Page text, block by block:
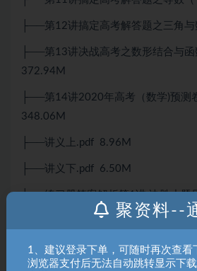
├──第12讲搞定高考解答题之三角
├──第13讲决战高考之数形结合与函
372.94M
├──第14讲2020年高考（数学)预测
348.06M
├──讲义上.pdf 8.96M
├──讲义下.pdf 6.50M
├──练习册答案解析第1讲.决胜小题
591.02kb
聚资料--
1、建议登录下单，可随时再次查看
浏览器支付后无法自动跳转显示下